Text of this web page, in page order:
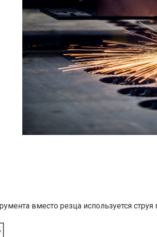
вместо резца используется струя